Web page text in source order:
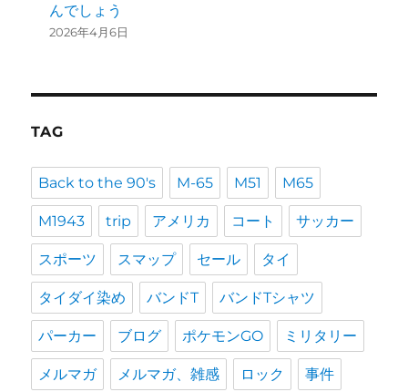
んでしょう
2026年4月6日
TAG
Back to the 90's M-65 M51 M65
M1943 trip アメリカ コート サッカー
スポーツ スマップ セール タイ
タイダイ染め バンドT バンドTシャツ
パーカー ブログ ポケモンGO ミリタリー
メルマガ メルマガ、雑感 ロック 事件